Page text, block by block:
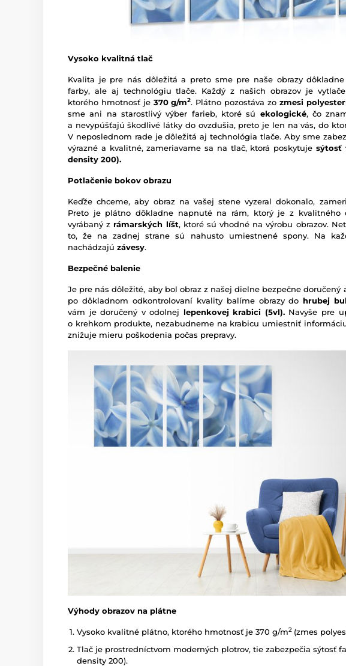
Vysoko kvalitná tlač
Kvalita je pre nás dôležitá a preto sme pre naše obrazy
farby, ale aj technológiu tlače. Každý z našich obrazov je
ktorého hmotnosť je 370 g/m2. Plátno pozostáva zo zmesi
sme ani na starostlivý výber farieb, ktoré sú ekologické, čo
a nevypúšťajú škodlivé látky do ovzdušia, preto je len na vás, do
V neposlednom rade je dôležitá aj technológia tlače. Aby sme
výrazné a kvalitné, zameriavame sa na tlač, ktorá poskytujesýtosť
density 200).
Potlačenie bokov obrazu
Keďže chceme, aby obraz na vašej stene vyzeral dokonalo,
Preto je plátno dôkladne napnuté na rám, ktorý je z kvalitného
vyrábaný z rámarských líšt, ktoré sú vhodné na výrobu obrazov.
to, že na zadnej strane sú nahusto umiestnené spony. Na
nachádzajú závesy.
Bezpečné balenie
Je pre nás dôležité, aby bol obraz z našej dielne bezpečne doručený
po dôkladnom odkontrolovaní kvality balíme obrazy do hrubej
vám je doručený v odolnej lepenkovej krabici (5vl).Navyše pre
o krehkom produkte, nezabudneme na krabicu umiestniť
znižuje mieru poškodenia počas prepravy.
Výhody obrazov na plátne
Vysoko kvalitné plátno, ktorého hmotnosť je 370 g/m2 (zmes
Tlač je prostredníctvom moderných plotrov, tie zabezpečia sýtosť
density 200).